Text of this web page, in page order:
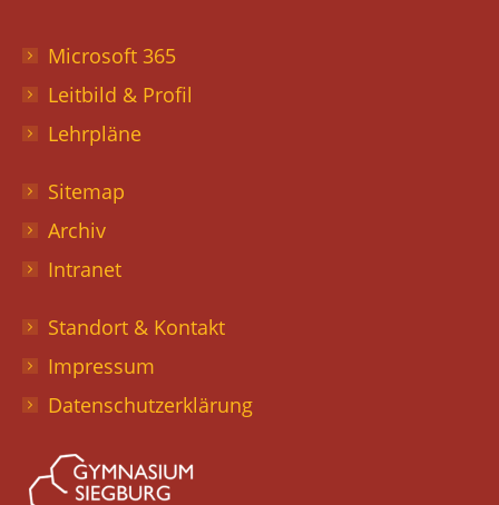
Microsoft 365
Leitbild & Profil
Lehrpläne
Sitemap
Archiv
Intranet
Standort & Kontakt
Impressum
Datenschutzerklärung